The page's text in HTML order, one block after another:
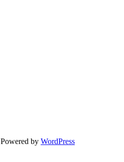
Powered by WordPress